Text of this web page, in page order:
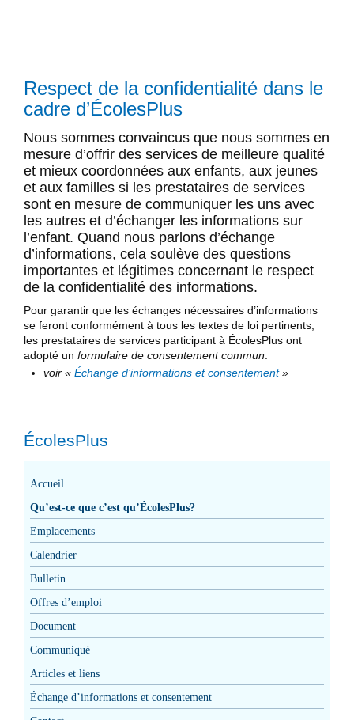
Respect de la confidentialité dans le
cadre d’ÉcolesPlus
Nous sommes convaincus que nous sommes en
mesure d’offrir des services de meilleure qualité
et mieux coordonnées aux enfants, aux jeunes
et aux familles si les prestataires de services
sont en mesure de communiquer les uns avec
les autres et d’échanger les informations sur
l’enfant. Quand nous parlons d’échange
d’informations, cela soulève des questions
importantes et légitimes concernant le respect
de la confidentialité des informations.
Pour garantir que les échanges nécessaires d’informations
se feront conformément à tous les textes de loi pertinents,
les prestataires de services participant à ÉcolesPlus ont
adopté un formulaire de consentement commun
voir « Échange d’informations et consentement»
ÉcolesPlus
Accueil
Qu’est-ce que c’est qu’ÉcolesPlus?
Emplacements
Calendrier
Bulletin
Offres d’emploi
Document
Communiqué
Articles et liens
Échange d’informations et consentement